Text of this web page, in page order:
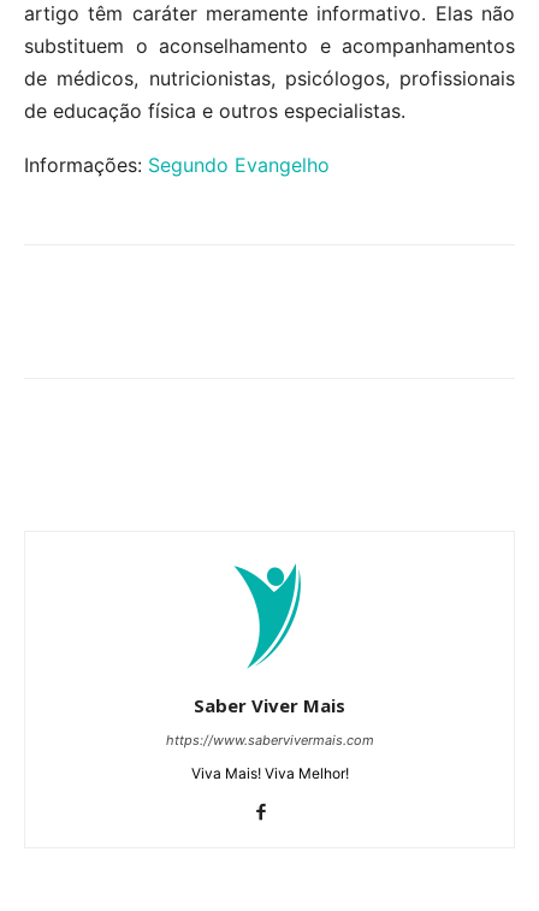
artigo têm caráter meramente informativo. Elas não
substituem o aconselhamento e acompanhamentos
de médicos, nutricionistas, psicólogos, profissionais
de educação física e outros especialistas.
Informações: Segundo Evangelho
Saber Viver Mais
https://www.sabervivermais.com
Viva Mais! Viva Melhor!